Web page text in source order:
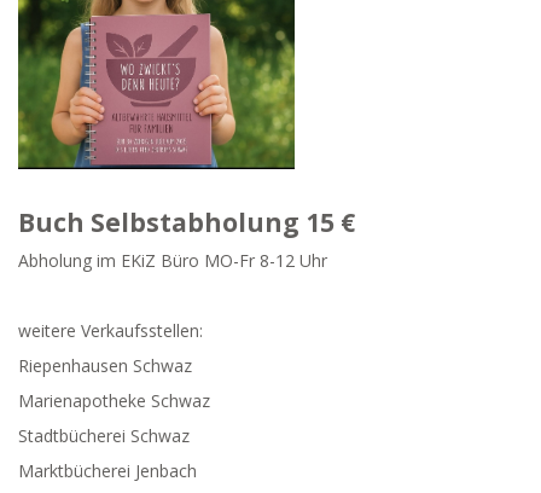
Buch Selbstabholung 15 €
Abholung im EKiZ Büro MO-Fr 8-12 Uhr
weitere Verkaufsstellen:
Riepenhausen Schwaz
Marienapotheke Schwaz
Stadtbücherei Schwaz
Marktbücherei Jenbach